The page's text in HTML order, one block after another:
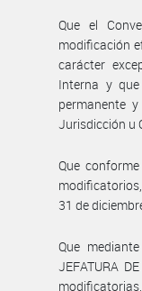
Que el
modificación
carácter
Interna y
permanente
Jurisdicción u
Que
31 de
Que
JEFATURA